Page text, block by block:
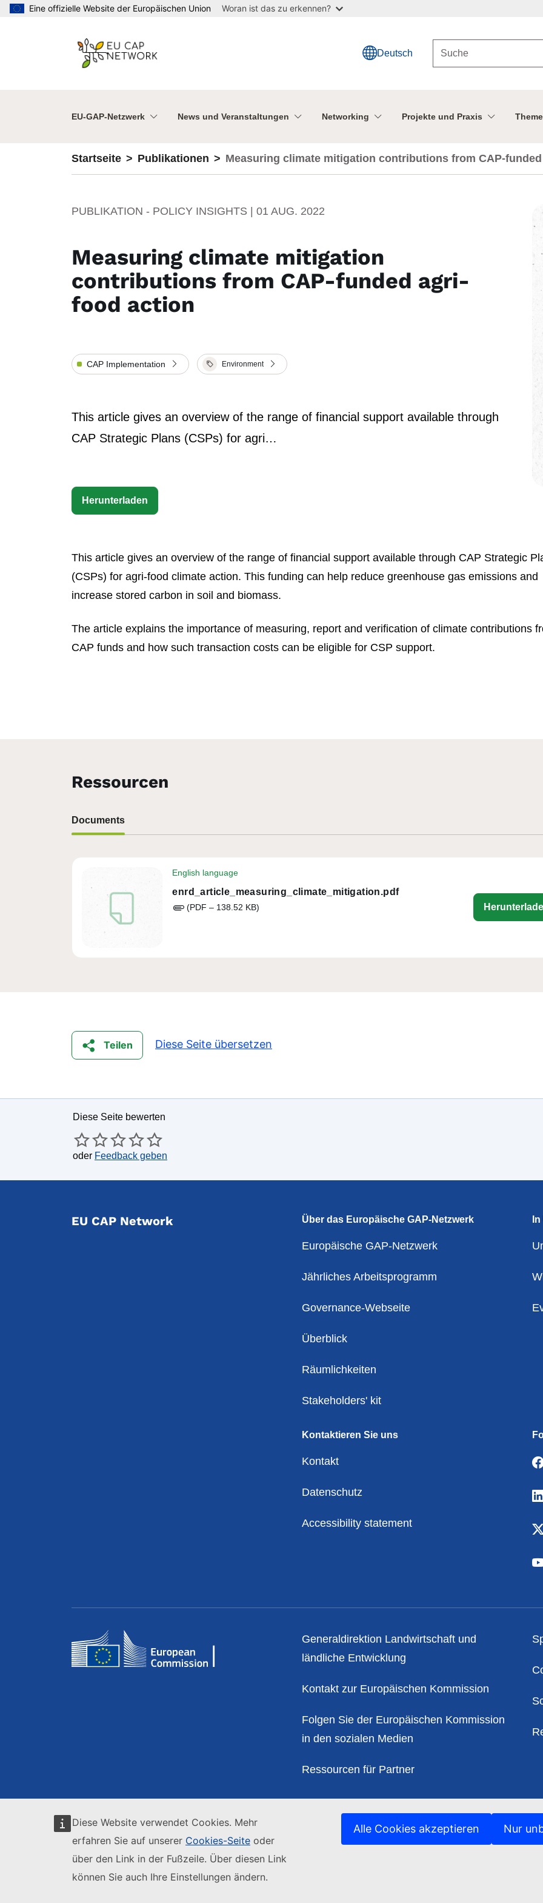
Direkt zum Inhalt
Eine offizielle Website der Europäischen Union Woran ist das zu erkennen?
Diese Website verwendet Cookies. Mehr
erfahren Sie auf unserer Cookies-Seite oder
über den Link in der Fußzeile. Über diesen Link
können Sie auch Ihre Einstellungen ändern.
Alle Cookies akzeptieren Nur
Deutsch
EU-GAP-Netzwerk News und Veranstaltungen Networking Projekte und Praxis
Startseite Publikationen Measuring climate mitigation contributions from CAP-
PUBLIKATION - POLICY INSIGHTS | 01 AUG. 2022
Measuring climate mitigation
contributions from CAP-funded agri-
food action
CAP Implementation Environment
This article gives an overview of the range of financial support available through
CAP Strategic Plans (CSPs) for agri…
Herunterladen
This article gives an overview of the range of financial support available through CAP Strategic
(CSPs) for agri-food climate action. This funding can help reduce greenhouse gas emissions and
increase stored carbon in soil and biomass.
The article explains the importance of measuring, report and verification of climate contributions
CAP funds and how such transaction costs can be eligible for CSP support.
Ressourcen
Documents
English language
enrd_article_measuring_climate_mitigation.pdf
(PDF – 138.52 KB)
Teilen Diese Seite übersetzen
Diese Seite bewerten
oder Feedback geben
EU CAP Network Über das Europäische GAP-Netzwerk
Europäische GAP-Netzwerk
Jährliches Arbeitsprogramm
Governance-Webseite
Überblick
Räumlichkeiten
Stakeholders' kit
Kontaktieren Sie uns
Kontakt
Datenschutz
Accessibility statement
Kontakt
Generaldirektion Landwirtschaft und
ländliche Entwicklung
Kontakt zur Europäischen Kommission
Folgen Sie der Europäischen Kommission
in den sozialen Medien
Ressourcen für Partner